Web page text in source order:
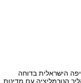
הישראלית בדוחה
הנורמליציה עם מדינות